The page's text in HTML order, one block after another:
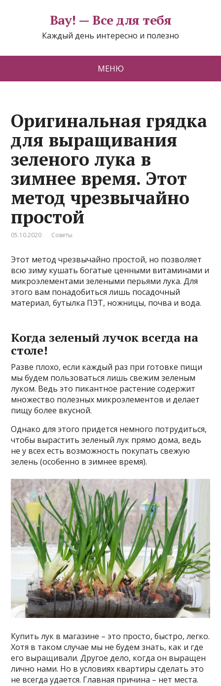
Вау! — Все для тебя
Каждый день интересно и полезно
МЕНЮ
Оригинальная грядка
для выращивания
зеленого лука в
зимнее время. Этот
метод чрезвычайно
простой
05.10.2020 Советы
Этот метод чрезвычайно простой, но позволяет
всю зиму кушать богатые ценными витаминами и
микроэлементами зелеными перьями лука. Для
этого вам понадобиться лишь посадочный
материал, бутылка ПЭТ, ножницы, почва и вода.
Когда зеленый лучок всегда на
столе!
Разве плохо, если каждый раз при готовке пищи
мы будем пользоваться лишь свежим зеленым
луком. Ведь это пикантное растение содержит
множество полезных микроэлементов и делает
пищу более вкусной.
Однако для этого придется немного потрудиться,
чтобы вырастить зеленый лук прямо дома, ведь
не у всех есть возможность покупать свежую
зелень (особенно в зимнее время).
Купить лук в магазине – это просто, быстро, легко.
Хотя в таком случае мы не будем знать, как и где
его выращивали. Другое дело, когда он выращен
лично нами. Но в условиях квартиры сделать это
не всегда удается. Главная причина – нет места.